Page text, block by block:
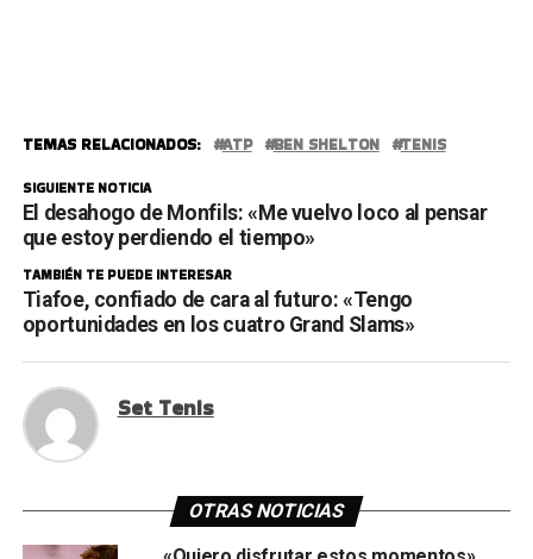
TEMAS RELACIONADOS: ATP BEN SHELTON TENIS
SIGUIENTE NOTICIA
El desahogo de Monfils: «Me vuelvo loco al pensar
que estoy perdiendo el tiempo»
TAMBIÉN TE PUEDE INTERESAR
Tiafoe, confiado de cara al futuro: «Tengo
oportunidades en los cuatro Grand Slams»
Set Tenis
OTRAS NOTICIAS